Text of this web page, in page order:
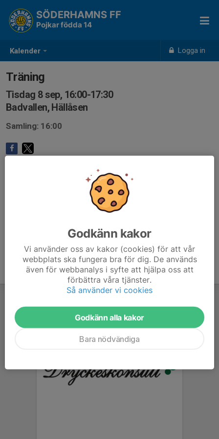
Kalender Logga in
SÖDERHAMNS FF
Pojkar födda 14
Träning
Tisdag 8 sep, 16:00-17:30
Badvallen, Hällåsen
Samling: 16:00
Godkänn kakor
Vi använder oss av kakor (cookies) för att vår
webbplats ska fungera bra för dig. De används
även för webbanalys i syfte att hjälpa oss att
förbättra våra tjänster.
Så använder vi cookies
Godkänn alla kakor
Bara nödvändiga